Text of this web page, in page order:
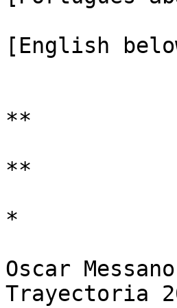
[English
**
**
*
Oscar
Trayectoria